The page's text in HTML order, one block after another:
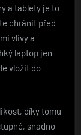
a tablety je to
chránit před
vlivy a
laptop jen
vložit do
díky tomu
snadno